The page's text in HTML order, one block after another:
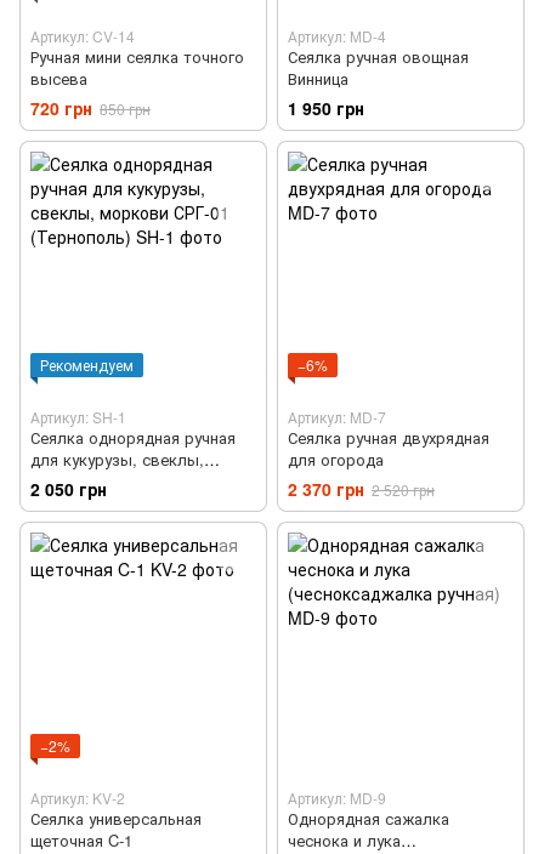
Артикул: CV-14
Ручная мини сеялка точного
высева
720 грн 850 грн
Артикул: MD-4
Сеялка ручная овощная
Винница
1 950 грн
Рекомендуем
Артикул: SH-1
Сеялка однорядная ручная
для кукурузы, свеклы,
моркови СРГ-01 (Тернополь)
2 050 грн
−6%
Артикул: MD-7
Сеялка ручная двухрядная
для огорода
2 370 грн 2 520 грн
−2%
Артикул: KV-2
Сеялка универсальная
щеточная C-1
Артикул: MD-9
Однорядная сажалка
чеснока и лука